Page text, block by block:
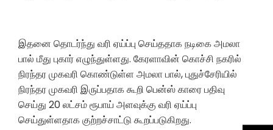
இதனை தொடர்ந்து வரி ஏய்ப்பு செய்ததாக நடிகை அமலா
பால் மீது புகார் எழுந்துள்ளது. கேரளாவின் கொச்சி நகரில்
நிரந்தர முகவரி கொண்டுள்ள அமலா பால், புதுச்சேரியில்
நிரந்தர முகவரி இருப்பதாக கூறி பென்ஸ் காரை பதிவு
செய்து 20 லட்சம் ரூபாய் அளவுக்கு வரி ஏய்ப்பு
செய்துள்ளதாக குற்றச்சாட்டு கூறப்படுகிறது.